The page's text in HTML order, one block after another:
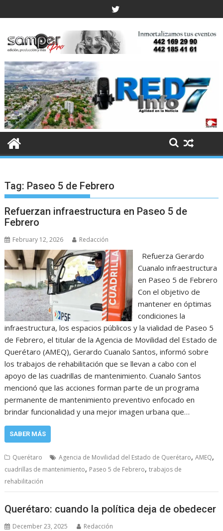
to
Tag: Paseo 5 de Febrero
Refuerzan infraestructura en Paseo 5 de
Febrero
February 12, 2026 Redacción
Refuerza Gerardo
Cuanalo infraestructura
en Paseo 5 de Febrero
Con el objetivo de
mantener en óptimas
condiciones la
infraestructura, los espacios públicos y la vialidad de Paseo 5
de Febrero, el titular de la Agencia de Movilidad del Estado de
Querétaro (AMEQ), Gerardo Cuanalo Santos, informó sobre
los trabajos de rehabilitación que se llevan a cabo con el
apoyo de las cuadrillas de mantenimiento. Cuanalo Santos
mencionó que las acciones forman parte de un programa
permanente de mantenimiento preventivo enfocado en
brindar funcionalidad y una mejor imagen urbana que…
SABER MÁS
Querétaro Agencia de Movilidad del Estado de Querétaro,AMEQ,
cuadrillas de mantenimiento, Paseo 5 de Febrero,trabajos de
rehabilitación
Querétaro: cuando la política deja de obedecer
December 23, 2025 Redacción